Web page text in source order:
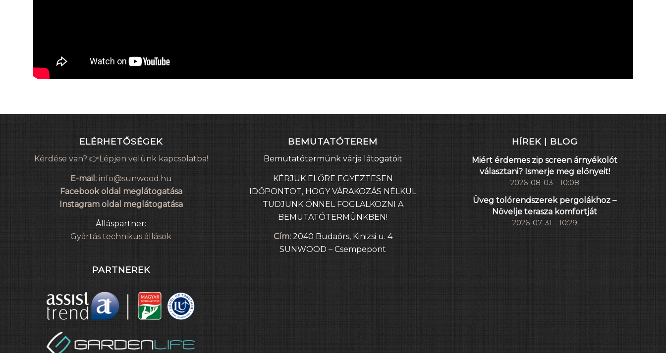
ELÉRHETŐSÉGEK
Kérdése van? 👉Lépjen velünk kapcsolatba!
E-mail: info@sunwood.hu
Facebook oldal meglátogatása
Instagram oldal meglátogatása
Álláspartner:
Gyártás technikus állások
PARTNEREK
BEMUTATÓTEREM
Bemutatótermünk várja látogatóit
KÉRJÜK ELŐRE EGYEZTESEN
IDŐPONTOT, HOGY VÁRAKOZÁS NÉLKÜL
TUDJUNK ÖNNEL FOGLALKOZNI A
BEMUTATÓTERMÜNKBEN!
Cím:2040 Budaörs, Kinizsi u. 4
SUNWOOD – Csempepont
HÍREK | BLOG
Miért érdemes zip screen árnyékolót
választani? Ismerje meg előnyeit!
2026-08-03 - 10:08
Üveg tolórendszerek pergolákhoz –
Növelje terasza komfortját
2026-07-31 - 10:29